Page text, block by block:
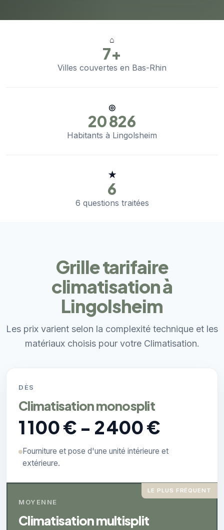
⌂
7+
Villes couvertes en Bas-Rhin
◎
20 826
Habitants à Lingolsheim
★
6
6 questions traitées
Grille tarifaire
climatisation à
Lingolsheim
Les prix varient selon la complexité technique et les
matériaux choisis pour votre Climatisation.
DÈS
Climatisation monosplit
1 100 € - 2 400 €
Fourniture et pose d'une unité intérieure et
extérieure.
LE PLUS FRÉQUENT
MOYENNE
Climatisation multisplit